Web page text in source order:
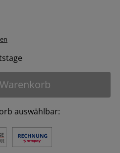
auswählbar: